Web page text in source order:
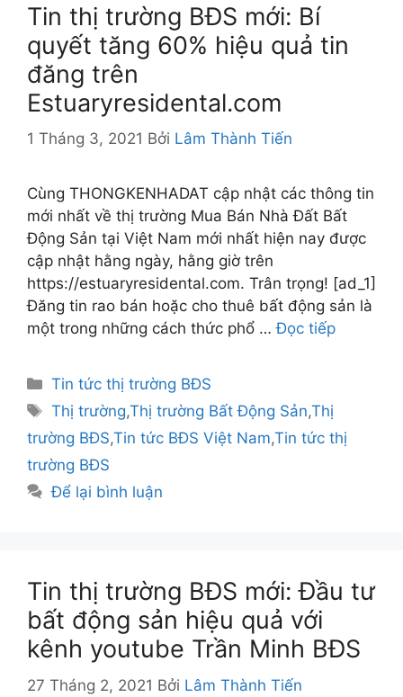
Tin thị trường BĐS mới: Bí
quyết tăng 60% hiệu quả tin
đăng trên
Estuaryresidental.com
1 Tháng 3, 2021 Bởi Lâm Thành Tiến
Cùng THONGKENHADAT cập nhật các thông tin
mới nhất về thị trường Mua Bán Nhà Đất Bất
Động Sản tại Việt Nam mới nhất hiện nay được
cập nhật hằng ngày, hằng giờ trên
https://estuaryresidental.com. Trân trọng! [ad_1]
Đăng tin rao bán hoặc cho thuê bất động sản là
một trong những cách thức phổ …Đọc tiếp
Danh
mục
Tin tức thị trường BĐS
Thẻ
Thị trường,Thị trường Bất Động Sản,Thị
trường BĐS,Tin tức BĐS Việt Nam,Tin tức thị
trường BĐS
Để lại bình luận
Tin thị trường BĐS mới: Đầu tư
bất động sản hiệu quả với
kênh youtube Trần Minh BĐS
27 Tháng 2, 2021 Bởi Lâm Thành Tiến